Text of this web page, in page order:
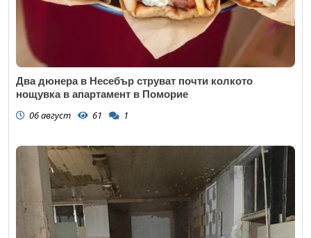
Два дюнера в Несебър струват почти колкото
нощувка в апартамент в Поморие
06 август 61 1